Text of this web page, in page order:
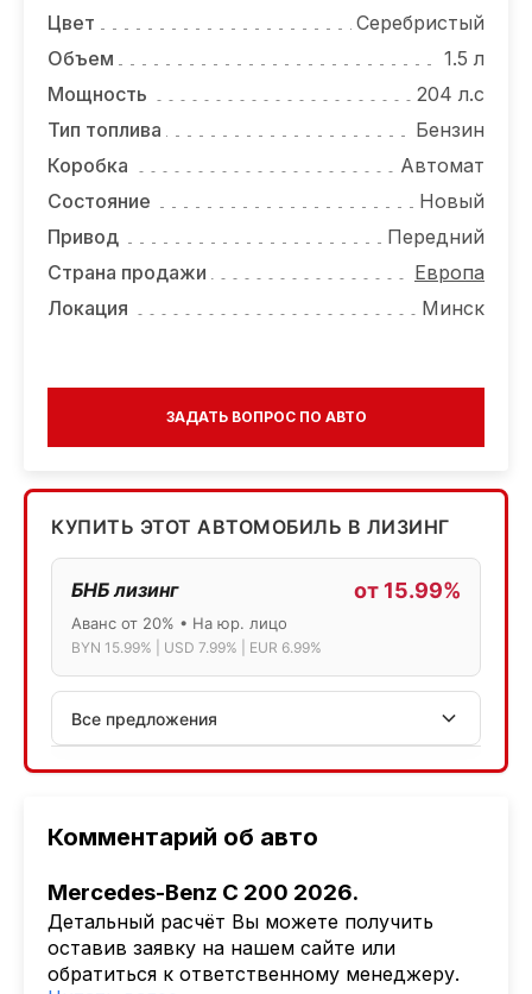
О КОМПАНИИ
КОНТАКТЫ
Комментарий об авто
Mercedes-Benz C 200 2026.
Детальный расчёт Вы можете получить
оставив заявку на нашем сайте или
обратиться к ответственному менеджеру.
Цвет
Серебристый
Объем
1.5 л
Мощность
204 л.с
Тип топлива
Бензин
Коробка
Автомат
Состояние
Новый
Привод
Передний
Страна продажи
Европа
Локация
Минск
ЗАДАТЬ ВОПРОС ПО АВТО
КУПИТЬ ЭТОТ АВТОМОБИЛЬ В ЛИЗИНГ
БНБ лизинг от 15.99%
Аванс от 20% • На юр. лицо
BYN 15.99% | USD 7.99% | EUR 6.99%
Все предложения
АСБ лизинг
Лизинг: BYN 17% | USD 7.99% | EUR 6.99%
Также доступен кредит "Проще простого" 18.9%
Активлизиг